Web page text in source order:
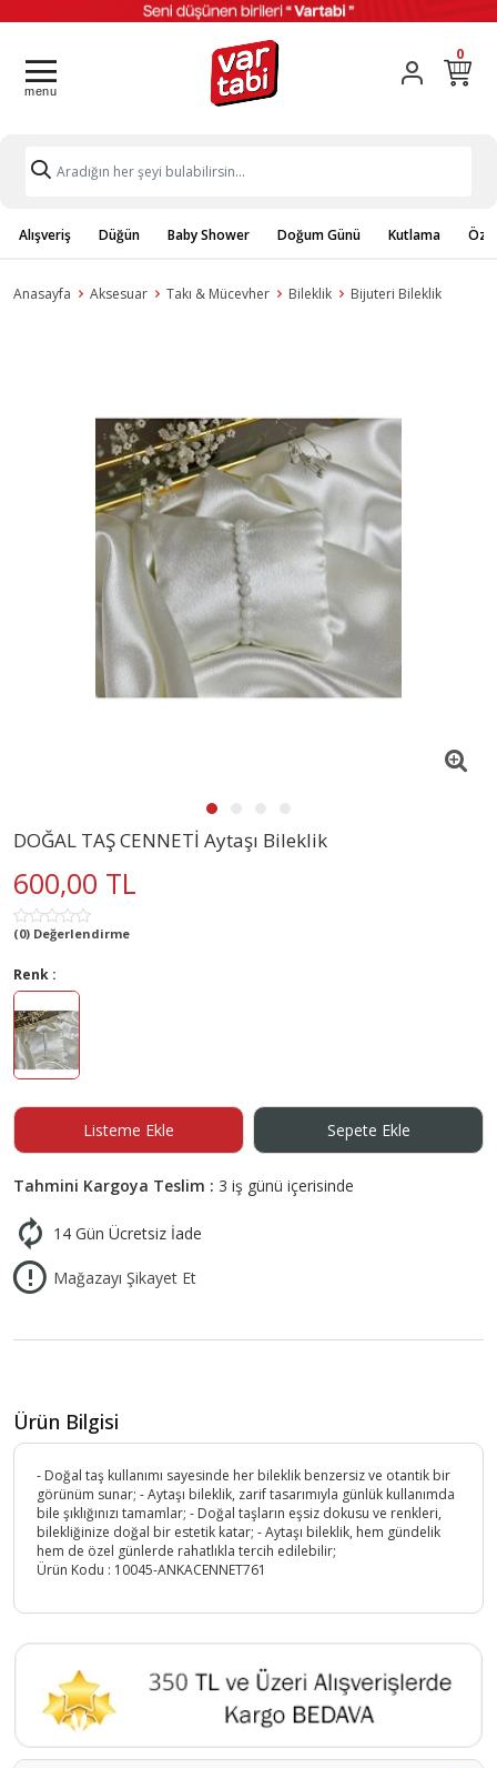
0
Alışveriş Düğün Baby Shower Doğum Günü Kutlama
Anasayfa Aksesuar Takı & Mücevher Bileklik Bijuteri Bileklik
DOĞAL TAŞ CENNETİ Aytaşı Bileklik
600,00 TL
(0) Değerlendirme
Renk :
Listeme Ekle Sepete Ekle
Tahmini Kargoya Teslim : 3 iş günü içerisinde
14 Gün Ücretsiz İade
Mağazayı Şikayet Et
Ürün Bilgisi
- Doğal taş kullanımı sayesinde her bileklik benzersiz ve otantik bir
görünüm sunar; - Aytaşı bileklik, zarif tasarımıyla günlük kullanımda
bile şıklığınızı tamamlar; - Doğal taşların eşsiz dokusu ve renkleri,
bilekliğinize doğal bir estetik katar; - Aytaşı bileklik, hem gündelik
hem de özel günlerde rahatlıkla tercih edilebilir;
Ürün Kodu : 10045-ANKACENNET761